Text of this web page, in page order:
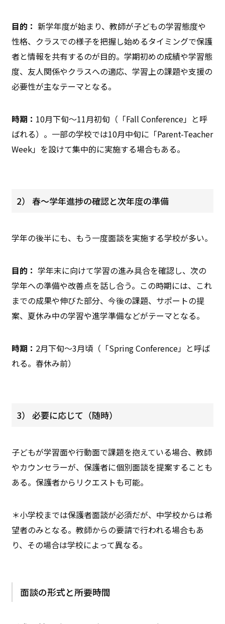
目的： 新学年度が始まり、教師が子どもの学習態度や
性格、クラスでの様子を把握し始めるタイミングで保護
者と情報を共有するのが目的。学期初めの成績や学習態
度、友人関係やクラスへの適応、学習上の課題や支援の
必要性が主なテーマとなる。
時期： 10月下旬〜11月初旬（「Fall Conference」と呼
ばれる）。一部の学校では10月中旬に「Parent-Teacher
Week」を設けて集中的に実施する場合もある。
2） 春〜学年進捗の確認と次年度の準備
学年の後半にも、もう一度面談を実施する学校が多い。
目的： 学年末に向けて学習の進み具合を確認し、次の
学年への準備や改善点を話し合う。この時期には、これ
までの成果や伸びた部分、今後の課題、サポートの提
案、夏休み中の学習や進学準備などがテーマとなる。
時期： 2月下旬〜3月頃（「Spring Conference」と呼ば
れる。春休み前）
3） 必要に応じて（随時）
子どもが学習面や行動面で課題を抱えている場合、教師
やカウンセラーが、保護者に個別面談を提案することも
ある。保護者からリクエストも可能。
＊小学校までは保護者面談が必須だが、中学校からは希
望者のみとなる。教師からの要請で行われる場合もあ
り、その場合は学校によって異なる。
面談の形式と所要時間